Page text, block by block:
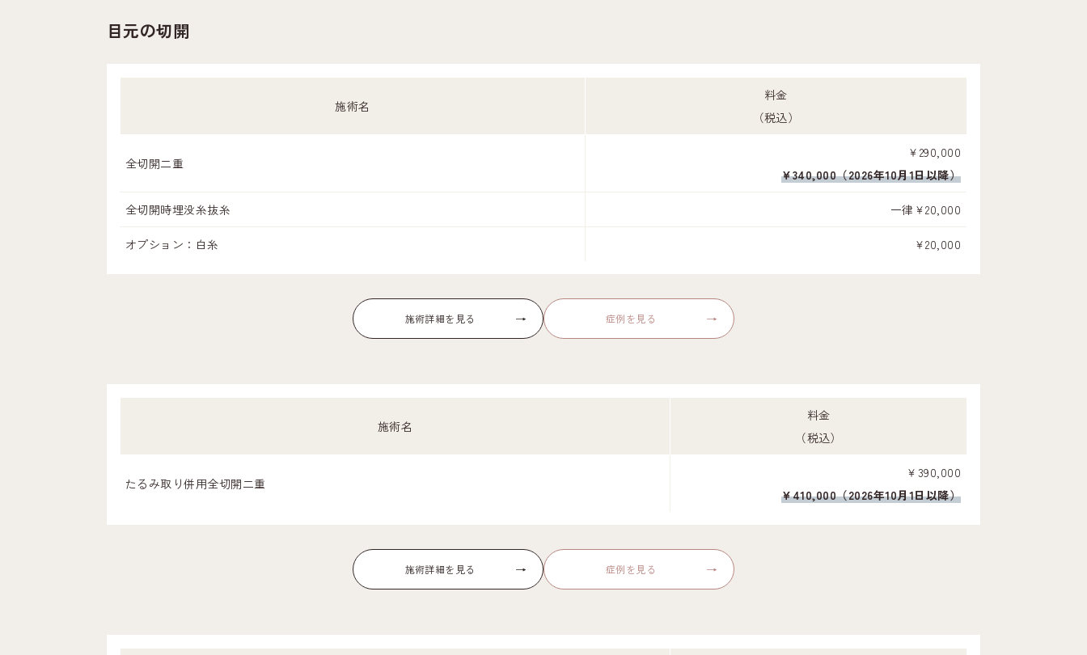
目元の切開
施術名
料金
（税込）
全切開二重
￥290,000
¥340,000（2026年10月1日以降）
全切開時埋没糸抜糸 一律￥20,000
オプション：白糸 ￥20,000
施術詳細を見る → 症例を見る →
施術名
料金
（税込）
たるみ取り併用全切開二重
￥390,000
¥410,000（2026年10月1日以降）
施術詳細を見る → 症例を見る →